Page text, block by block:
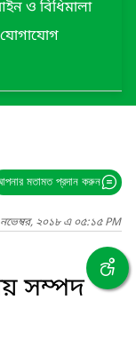
ও বিধিমালা
যোগাযোগ
মতামত প্রদান করুন
নভেম্বর, ২০১৮ এ ০৫:১৫ PM
সম্পদ